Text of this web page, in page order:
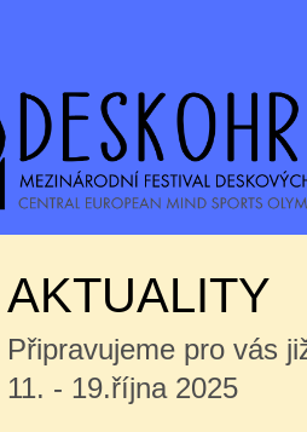
AKTUALITY
Připravujeme pro vás
11. - 19.října 2025